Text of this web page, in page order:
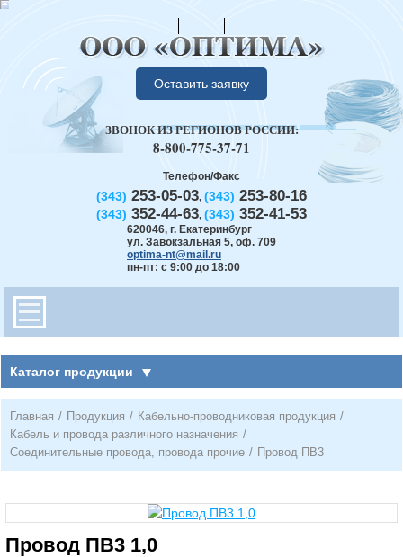
Оставить заявку
Телефон/Факс
(343) 253-05-03, (343) 253-80-16
(343) 352-44-63, (343) 352-41-53
620046, г. Екатеринбург
ул. Завокзальная 5, оф. 709
optima-nt@mail.ru
пн-пт: с 9:00 до 18:00
ЗВОНОК ИЗ РЕГИОНОВ РОССИИ:
8-800-775-37-71
Каталог продукции
Главная / Продукция / Кабельно-проводниковая продукция /
Кабель и провода различного назначения /
Соединительные провода, провода прочие / Провод ПВ3
Провод ПВ3 1,0